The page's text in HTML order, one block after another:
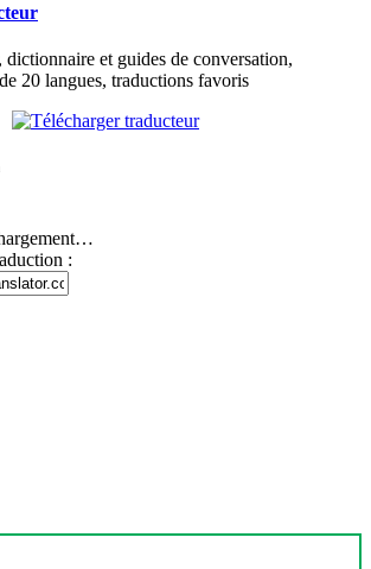
dictionnaire et guides de conversation,
20 langues, traductions favoris
: